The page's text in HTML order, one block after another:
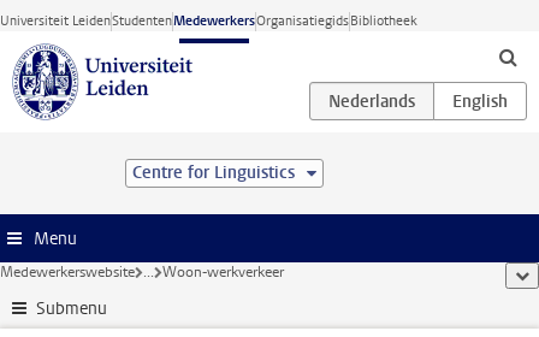
Ga direct naar de inhoud
Universiteit LeidenStudentenMedewerkersOrganisatiegidsBibliotheek
Centre for Linguistics
Menu
Medewerkerswebsite ... Woon-werkverkeer
Submenu